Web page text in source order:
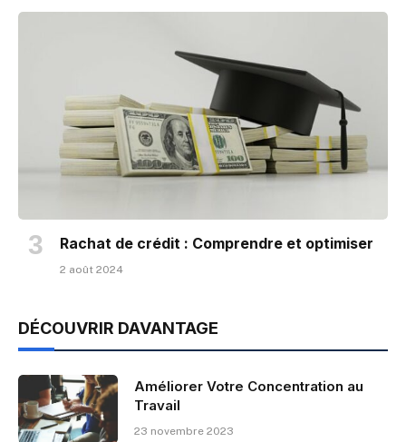
Rachat de crédit : Comprendre et optimiser
2 août 2024
DÉCOUVRIR DAVANTAGE
Améliorer Votre Concentration au
Travail
23 novembre 2023